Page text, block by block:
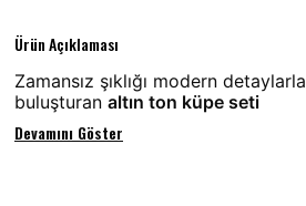
Ürün Açıklaması
Zamansız şıklığı modern detaylarla
buluşturan altın ton küpe seti
Devamını Göster